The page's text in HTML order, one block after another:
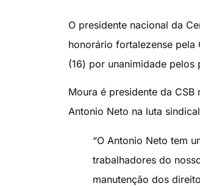
O presidente nacional da
honorário fortalezense
(16) por unanimidade pelos
Moura é presidente da
Antonio Neto na luta
“O Antonio Neto tem
trabalhadores do
manutenção dos